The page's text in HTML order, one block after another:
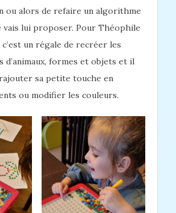
ou alors de refaire un algorithme
vais lui proposer. Pour Théophile
un régale de recréer les
d’animaux, formes et objets et il
sa petite touche en
ou modifier les couleurs.